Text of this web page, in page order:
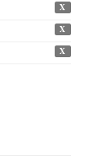
X
X
X